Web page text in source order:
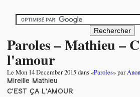
Paroles – Mathieu –
l'amour
Le Mon 14 December 2015dans «Paroles» par
Mireille Mathieu
C'EST ÇA L'AMOUR